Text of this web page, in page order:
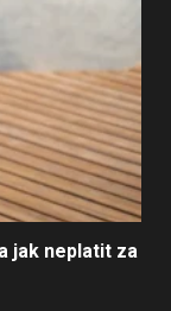
jak neplatit za